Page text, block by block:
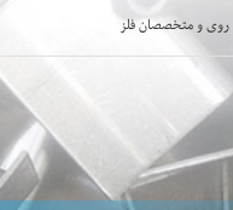
روی و متخصصان فلز